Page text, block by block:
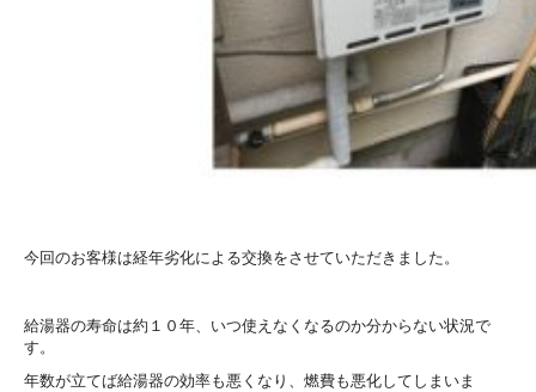
今回のお客様は経年劣化による交換をさせていただきました。
給湯器の寿命は約１０年、いつ使えなくなるのか分からない状況で
す。
年数が立てば給湯器の効率も悪くなり、燃費も悪化してしまいま